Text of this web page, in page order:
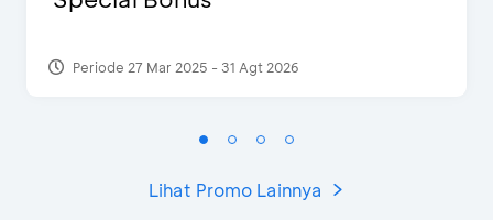
Periode 27 Mar 2025 - 31 Agt 2026
Lihat Promo Lainnya